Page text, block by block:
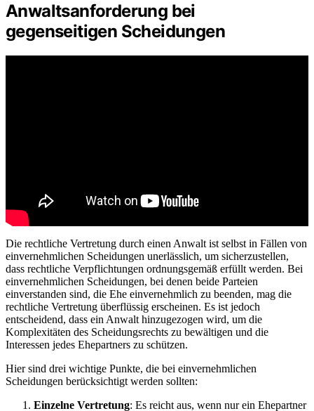
Anwaltsanforderung bei
gegenseitigen Scheidungen
Die rechtliche Vertretung durch einen Anwalt ist selbst in Fällen von
einvernehmlichen Scheidungen unerlässlich, um sicherzustellen,
dass rechtliche Verpflichtungen ordnungsgemäß erfüllt werden. Bei
einvernehmlichen Scheidungen, bei denen beide Parteien
einverstanden sind, die Ehe einvernehmlich zu beenden, mag die
rechtliche Vertretung überflüssig erscheinen. Es ist jedoch
entscheidend, dass ein Anwalt hinzugezogen wird, um die
Komplexitäten des Scheidungsrechts zu bewältigen und die
Interessen jedes Ehepartners zu schützen.
Hier sind drei wichtige Punkte, die bei einvernehmlichen
Scheidungen berücksichtigt werden sollten:
Einzelne Vertretung: Es reicht aus, wenn nur ein Ehepartner